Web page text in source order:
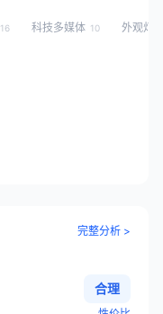
16 科技多媒体 10 外观灯
完整分析 >
合理